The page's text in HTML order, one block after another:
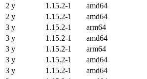
2 y
1.15.2-1 amd64
2 y
1.15.2-1 amd64
3 y
1.15.2-1 arm64
3 y
1.15.2-1 amd64
3 y
1.15.2-1 arm64
3 y
1.15.2-1 amd64
3 y
1.15.2-1 amd64